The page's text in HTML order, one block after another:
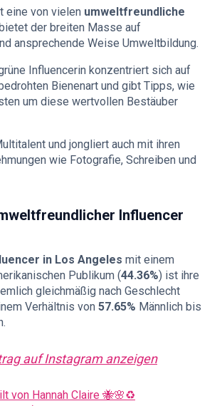
eine von vielen umweltfreundliche
der breiten Masse auf
ansprechende Weise Umweltbildung.
Influencerin konzentriert sich auf
Bienenart und gibt Tipps, wie
um diese wertvollen Bestäuber
und jongliert auch mit ihren
wie Fotografie, Schreiben und
Influencer
in Los Angeles mit einem
Publikum (44.36%) ist ihre
gleichmäßig nach Geschlecht
Verhältnis von 57.65% Männlich bis
auf Instagram anzeigen
von Hannah Claire 🐝🌸♻️